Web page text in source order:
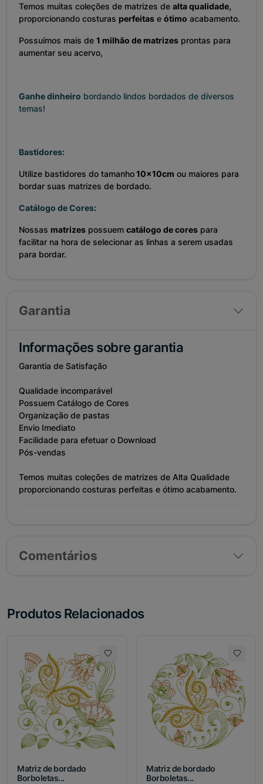
Temos muitas coleções de matrizes de alta qualidade,
proporcionando costuras perfeitas e ótimo acabamento.
Possuímos mais de 1 milhão de matrizes prontas para
aumentar seu acervo,
Ganhe dinheiro bordando lindos bordados de diversos
temas!
Bastidores:
Utilize bastidores do tamanho10x10cm ou maiores para
bordar suas matrizes de bordado.
Catálogo de Cores:
Nossas matrizes possuem catálogo de cores para
facilitar na hora de selecionar as linhas a serem usadas
para bordar.
Garantia
Informações sobre garantia
Garantia de Satisfação
Qualidade incomparável
Possuem Catálogo de Cores
Organização de pastas
Envio Imediato
Facilidade para efetuar o Download
Pós-vendas
Temos muitas coleções de matrizes de Alta Qualidade
proporcionando costuras perfeitas e ótimo acabamento.
Comentários
Produtos Relacionados
Matriz de bordado
Borboletas...
Matriz de bordado
Borboletas...